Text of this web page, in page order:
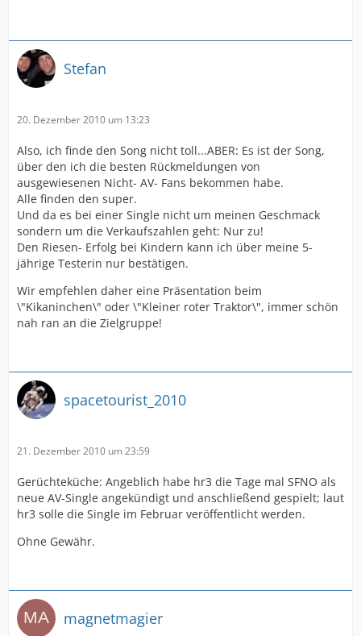
Stefan
20. Dezember 2010 um 13:23
Also, ich finde den Song nicht toll...ABER: Es ist der Song,
über den ich die besten Rückmeldungen von
ausgewiesenen Nicht- AV- Fans bekommen habe.
Alle finden den super.
Und da es bei einer Single nicht um meinen Geschmack
sondern um die Verkaufszahlen geht: Nur zu!
Den Riesen- Erfolg bei Kindern kann ich über meine 5-
jährige Testerin nur bestätigen.
Wir empfehlen daher eine Präsentation beim
\"Kikaninchen\" oder \"Kleiner roter Traktor\", immer schön
nah ran an die Zielgruppe!
spacetourist_2010
21. Dezember 2010 um 23:59
Gerüchteküche: Angeblich habe hr3 die Tage mal SFNO als
neue AV-Single angekündigt und anschließend gespielt; laut
hr3 solle die Single im Februar veröffentlicht werden.
Ohne Gewähr.
magnetmagier